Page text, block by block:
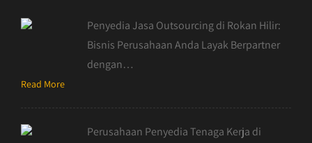
Penyedia Jasa Outsourcing di Rokan Hilir:
Bisnis Perusahaan Anda Layak Berpartner
dengan…
Read More
Perusahaan Penyedia Tenaga Kerja di